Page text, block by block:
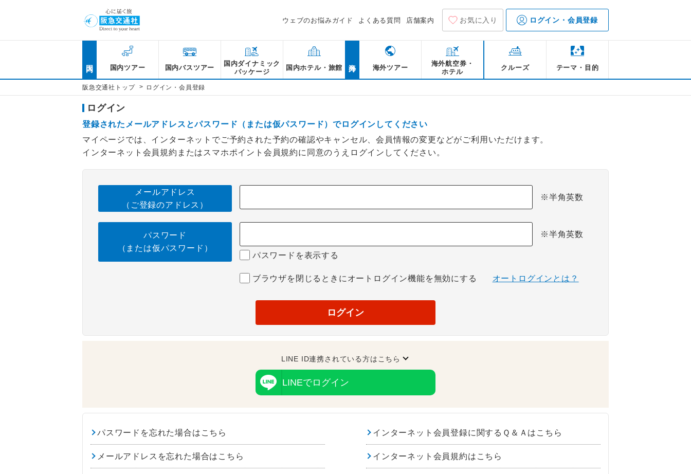
ウェブのお悩みガイド よくある質問 店舗案内 お気に入り ログイン・会員登録
国内ツアー 国内バスツアー
国内ダイナミック
パッケージ
国内ホテル・旅館 海外ツアー
海外航空券・
ホテル
クルーズ テーマ・目的
阪急交通社トップ > ログイン・会員登録
ログイン
登録されたメールアドレスとパスワード（または仮パスワード）でログインしてください
マイページでは、インターネットでご予約された予約の確認やキャンセル、会員情報の変更などがご利用いただけます。
インターネット会員規約またはスマホポイント会員規約に同意のうえログインしてください。
メールアドレス
（ご登録のアドレス）
※半角英数
パスワード
（または仮パスワード）
※半角英数
パスワードを表示する
ブラウザを閉じるときにオートログイン機能を無効にする オートログインとは？
ログイン
LINE ID連携されている方はこちら
LINEでログイン
パスワードを忘れた場合はこちら インターネット会員登録に関するＱ＆Ａはこちら
メールアドレスを忘れた場合はこちら インターネット会員規約はこちら